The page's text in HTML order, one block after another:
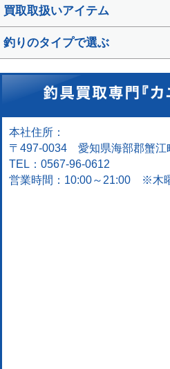
買取取扱いアイテム
釣りのタイプで選ぶ
本社住所：
〒497-0034 愛知県海部郡蟹
TEL：0567-96-0612
営業時間：10:00～21:00 ※木